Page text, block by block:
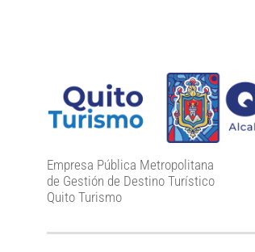
Empresa Pública Metropolitana
de Gestión de Destino Turístico
Quito Turismo